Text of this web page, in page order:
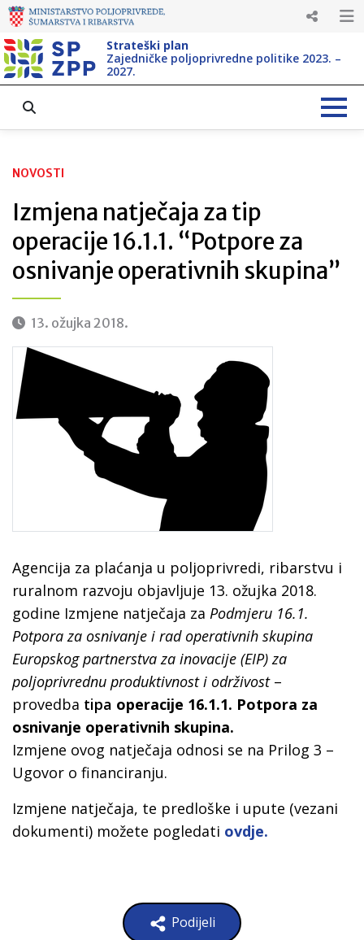
Strateški plan
Zajedničke poljoprivredne politike 2023. –
2027.
NOVOSTI
Izmjena natječaja za tip
operacije 16.1.1. “Potpore za
osnivanje operativnih skupina”
13. ožujka 2018.
Agencija za plaćanja u poljoprivredi, ribarstvu i
ruralnom razvoju objavljuje 13. ožujka 2018.
godine Izmjene natječaja za Podmjeru 16.1.
Potpora za osnivanje i rad operativnih skupina
Europskog partnerstva za inovacije (EIP) za
poljoprivrednu produktivnost i održivost–
provedba tipa operacije 16.1.1. Potpora za
osnivanje operativnih skupina.
Izmjene ovog natječaja odnosi se na Prilog 3 –
Ugovor o financiranju.
Izmjene natječaja, te predloške i upute (vezani
dokumenti) možete pogledati ovdje.
Podijeli